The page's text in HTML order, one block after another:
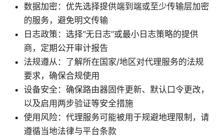
数据加密：优先选择提供端到端或至少传输层加密
的服务，避免明文传输
日志政策：选择“无日志”或最小日志策略的提供
商，定期公开审计报告
法规遵从：了解所在国家/地区对代理服务的法规
要求，确保合规使用
设备安全：确保路由器固件更新、默认口令更改，
以及启用两步验证等安全措施
使用风险：代理服务可能被用于规避地理限制，请
遵循当地法律与平台条款